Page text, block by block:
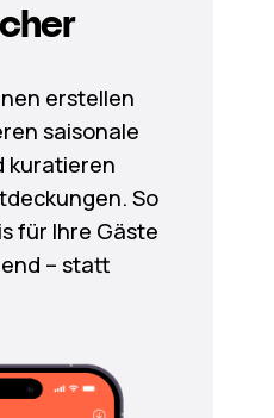
erstellen
saisonale
kuratieren
So
für Ihre Gäste
– statt